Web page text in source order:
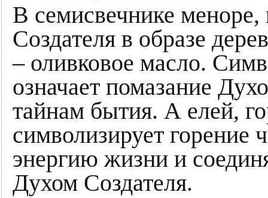
В семисвечнике меноре,
Создателя в образе
– оливковое масло.
означает помазание
тайнам бытия. А елей,
символизирует горение
энергию жизни и
Духом Создателя.